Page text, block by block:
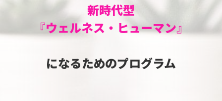
新時代型
『ウェルネス・ヒューマン』
になるためのプログラム